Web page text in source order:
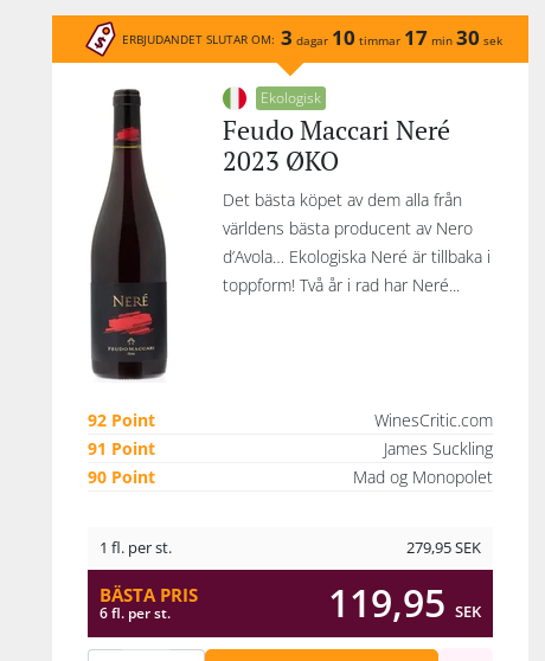
ERBJUDANDET SLUTAR OM: 3 dagar 10 timmar 17 min 30 sek
Ekologisk
Feudo Maccari Neré
2023 ØKO
Det bästa köpet av dem alla från
världens bästa producent av Nero
d’Avola… Ekologiska Neré är tillbaka i
toppform! Två år i rad har Neré...
92 Point
WinesCritic.com
91 Point
James Suckling
90 Point
Mad og Monopolet
1 fl. per st. 279,95SEK
BÄSTA PRIS
6 fl. per st. 119,95 SEK